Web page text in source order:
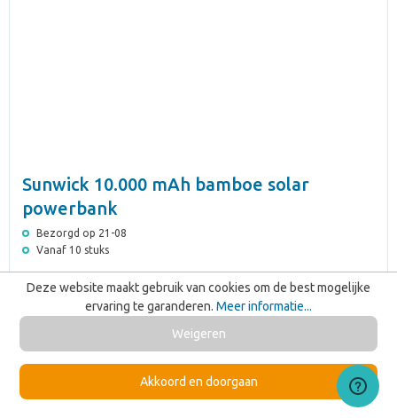
Sunwick 10.000 mAh bamboe solar
powerbank
Bezorgd op 21-08
Vanaf 10 stuks
Vanaf € 34,44
Bereken Jouw Prijs
Deze website maakt gebruik van cookies om de best mogelijke
ervaring te garanderen. Meer informatie...
Weigeren
Akkoord en doorgaan